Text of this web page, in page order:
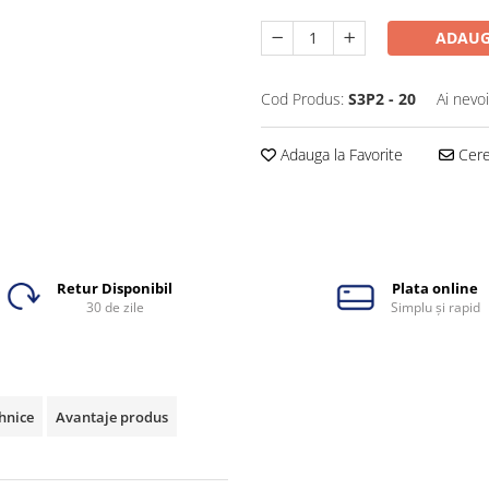
Cod Produs: S3P2 - 20 Ai
Adauga la Favorite
Retur Disponibil
30 de zile
Plata online
Simplu și rapid
Avantaje produs